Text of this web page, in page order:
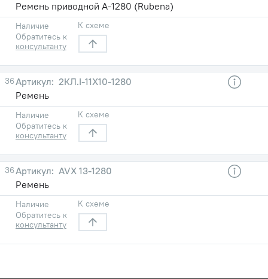
Ремень приводной А-1280 (Rubena)
Наличие
Обратитесь к
консультанту
К схеме
36
2КЛ.I-11Х10-1280
Ремень
Наличие
Обратитесь к
консультанту
К схеме
36
AVX 13-1280
Ремень
Наличие
Обратитесь к
консультанту
К схеме